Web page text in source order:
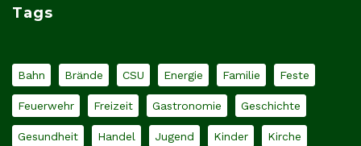
Tags
Bahn Brände CSU Energie Familie Feste
Feuerwehr Freizeit Gastronomie Geschichte
Gesundheit Handel Jugend Kinder Kirche